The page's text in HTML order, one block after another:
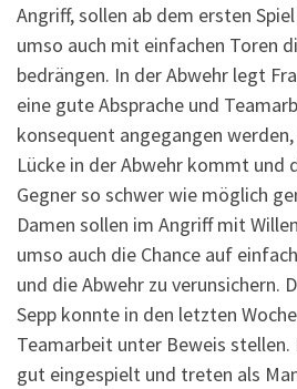
Angriff, sollen ab dem ersten
umso auch mit einfachen Toren
bedrängen. In der Abwehr legt
eine gute Absprache und
konsequent angegangen
Lücke in der Abwehr kommt und
Gegner so schwer wie möglich
Damen sollen im Angriff mit
umso auch die Chance auf
und die Abwehr zu verunsichern.
Sepp konnte in den letzten
Teamarbeit unter Beweis stellen.
gut eingespielt und treten als